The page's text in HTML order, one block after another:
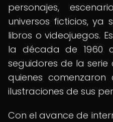
personajes,
universos ficticios, ya
libros o videojuegos.
la década de 1960
seguidores de la serie
quienes
ilustraciones de sus
Con el avance de